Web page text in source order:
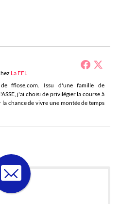
La FFL
fflose.com. Issu d'une famille de
j'ai choisi de privilégier la course à
chance de vivre une montée de temps